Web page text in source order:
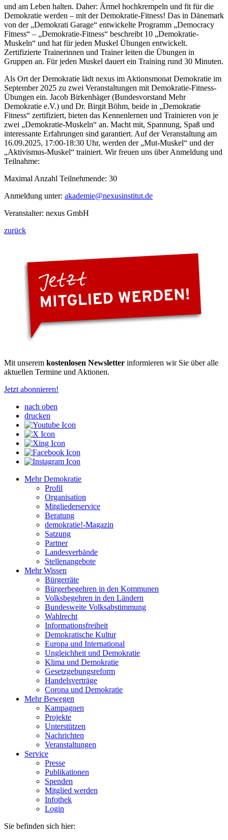
und am Leben halten. Daher: Ärmel hochkrempeln und fit für die
Demokratie werden – mit der Demokratie-Fitness! Das in Dänemark
von der „Demokrati Garage“ entwickelte Programm „Democracy
Fitness“ – „Demokratie-Fitness“ beschreibt 10 „Demokratie-
Muskeln“ und hat für jeden Muskel Übungen entwickelt.
Zertifizierte Trainerinnen und Trainer leiten die Übungen in
Gruppen an. Für jeden Muskel dauert ein Training rund 30 Minuten.
Als Ort der Demokratie lädt nexus im Aktionsmonat Demokratie im
September 2025 zu zwei Veranstaltungen mit Demokratie-Fitness-
Übungen ein. Jacob Birkenhäger (Bundesvorstand Mehr
Demokratie e.V.) und Dr. Birgit Böhm, beide in „Demokratie
Fitness“ zertifiziert, bieten das Kennenlernen und Trainieren von je
zwei „Demokratie-Muskeln“ an. Macht mit, Spannung, Spaß und
interessante Erfahrungen sind garantiert. Auf der Veranstaltung am
16.09.2025, 17:00-18:30 Uhr, werden der „Mut-Muskel“ und der
„Aktivismus-Muskel“ trainiert. Wir freuen uns über Anmeldung und
Teilnahme:
Maximal Anzahl Teilnehmende: 30
Anmeldung unter: akademie@nexusinstitut.de
Veranstalter: nexus GmbH
zurück
Mit unserem kostenlosen Newsletter informieren wir Sie über alle
aktuellen Termine und Aktionen.
Jetzt abonnieren!
nach oben
drucken
Mehr Demokratie
Profil
Organisation
Mitgliederservice
Beratung
demokratie!-Magazin
Satzung
Partner
Landesverbände
Stellenangebote
Mehr Wissen
Bürgerräte
Bürgerbegehren in den Kommunen
Volksbegehren in den Ländern
Bundesweite Volksabstimmung
Wahlrecht
Informationsfreiheit
Demokratische Kultur
Europa und International
Ungleichheit und Demokratie
Klima und Demokratie
Gesetzgebungsreform
Handelsverträge
Corona und Demokratie
Mehr Bewegen
Kampagnen
Projekte
Unterstützen
Nachrichten
Veranstaltungen
Service
Presse
Publikationen
Spenden
Mitglied werden
Infothek
Login
Sie befinden sich hier: